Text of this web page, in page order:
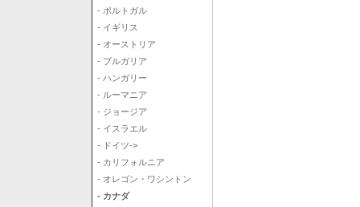
- ポルトガル
- イギリス
- オーストリア
- ブルガリア
- ハンガリー
- ルーマニア
- ジョージア
- イスラエル
- ドイツ->
- カリフォルニア
- オレゴン・ワシントン
- カナダ